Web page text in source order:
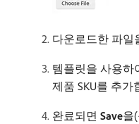
다운로드한 파일
템플릿을 사용하
제품 SKU를 추가
완료되면 Save을